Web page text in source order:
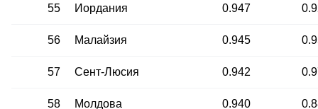
55 Иордания 0.947
56 Малайзия 0.945
57 Сент-Люсия 0.942
58 Молдова 0.940